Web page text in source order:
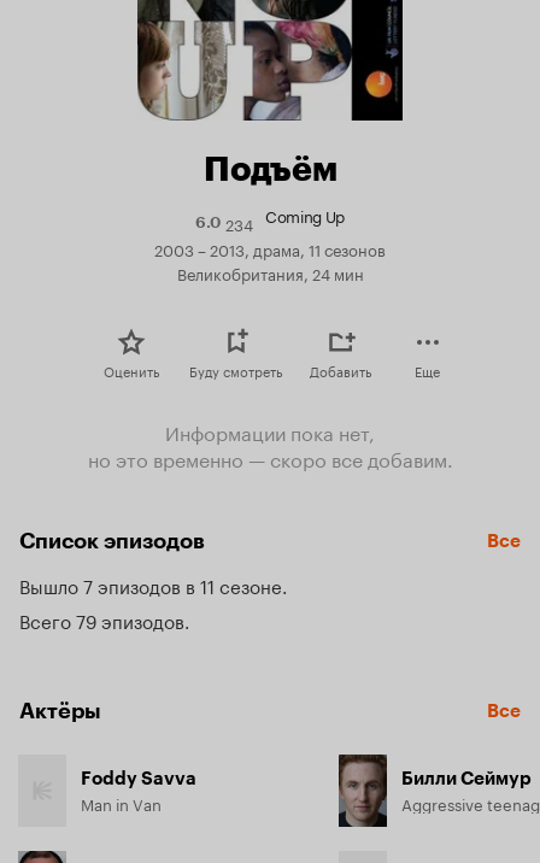
Подъём
6.0Рейтинг
Кинопоиска
234 Coming Up
2003 – 2013, драма, 11 сезонов
Великобритания, 24 мин
Оценить Буду смотреть Добавить Еще
Информации пока нет,
но это временно — скоро все добавим.
Список эпизодов Все
Вышло 7 эпизодов в 11 сезоне
Всего 79 эпизодов
Актёры Все
Foddy Savva
Man in Van
Билли Сеймур
Aggressive